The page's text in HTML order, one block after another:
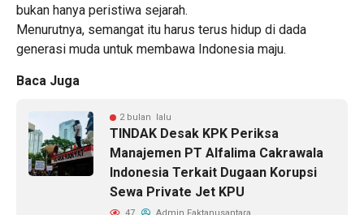
bukan hanya peristiwa sejarah.
Menurutnya, semangat itu harus terus hidup di dada
generasi muda untuk membawa Indonesia maju.
Baca Juga
2 bulan lalu
TINDAK Desak KPK Periksa
Manajemen PT Alfalima Cakrawala
Indonesia Terkait Dugaan Korupsi
Sewa Private Jet KPU